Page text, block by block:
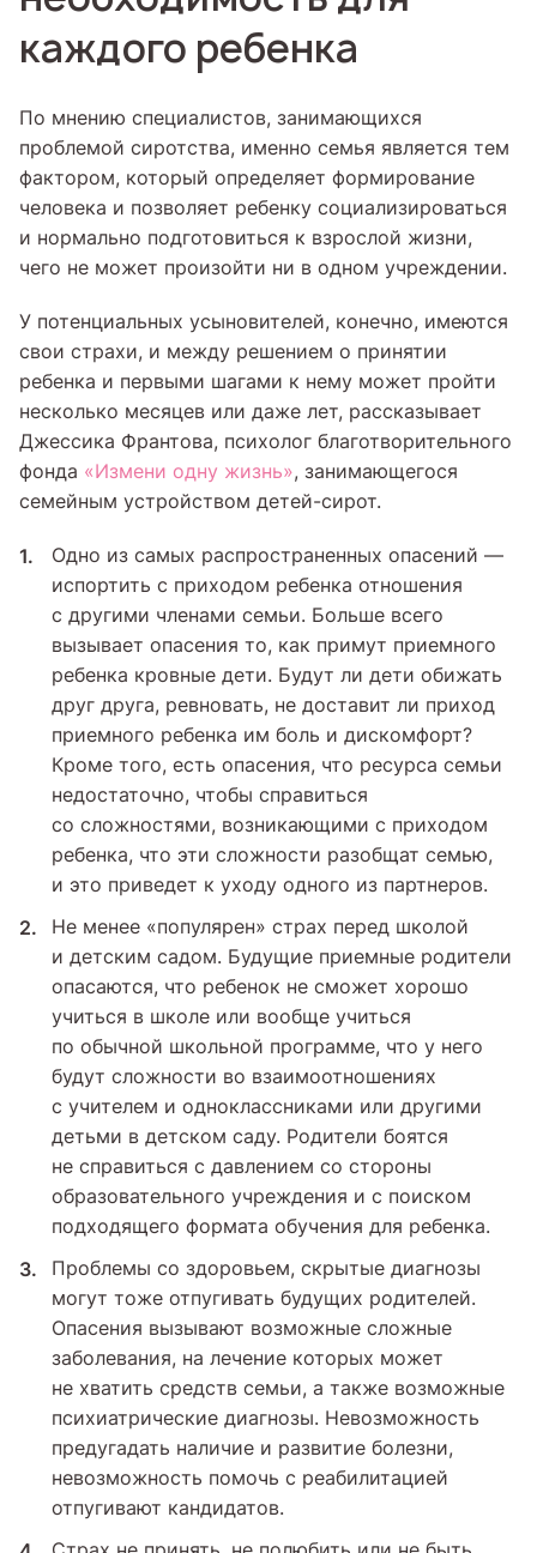
каждого ребенка
По мнению специалистов, занимающихся
проблемой сиротства, именно семья является тем
фактором, который определяет формирование
человека и позволяет ребенку социализироваться
и нормально подготовиться к взрослой жизни,
чего не может произойти ни в одном учреждении.
У потенциальных усыновителей, конечно, имеются
свои страхи, и между решением о принятии
ребенка и первыми шагами к нему может пройти
несколько месяцев или даже лет, рассказывает
Джессика Франтова, психолог благотворительного
фонда «Измени одну жизнь», занимающегося
семейным устройством детей-сирот.
Одно из самых распространенных опасений —
испортить с приходом ребенка отношения
с другими членами семьи. Больше всего
вызывает опасения то, как примут приемного
ребенка кровные дети. Будут ли дети обижать
друг друга, ревновать, не доставит ли приход
приемного ребенка им боль и дискомфорт?
Кроме того, есть опасения, что ресурса семьи
недостаточно, чтобы справиться
со сложностями, возникающими с приходом
ребенка, что эти сложности разобщат семью,
и это приведет к уходу одного из партнеров.
Не менее «популярен» страх перед школой
и детским садом. Будущие приемные родители
опасаются, что ребенок не сможет хорошо
учиться в школе или вообще учиться
по обычной школьной программе, что у него
будут сложности во взаимоотношениях
с учителем и одноклассниками или другими
детьми в детском саду. Родители боятся
не справиться с давлением со стороны
образовательного учреждения и с поиском
подходящего формата обучения для ребенка.
Проблемы со здоровьем, скрытые диагнозы
могут тоже отпугивать будущих родителей.
Опасения вызывают возможные сложные
заболевания, на лечение которых может
не хватить средств семьи, а также возможные
психиатрические диагнозы. Невозможность
предугадать наличие и развитие болезни,
невозможность помочь с реабилитацией
отпугивают кандидатов.